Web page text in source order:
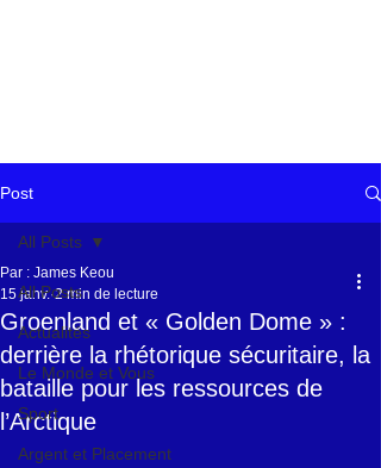
Post
All Posts
Actualités
Le Monde et Vous
Sport
Argent et Placement
All Posts
Groenland et « Golden Dome » :
derrière la rhétorique sécuritaire, la
bataille pour les ressources de
l’Arctique
Par : James Keou
15 janv. 2 min de lecture